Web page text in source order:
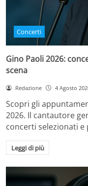
Concerti
Gino Paoli 2026:
scena
Redazione 4 Agosto
Scopri gli
2026. Il cantautore
concerti selezionati e
Leggi di più